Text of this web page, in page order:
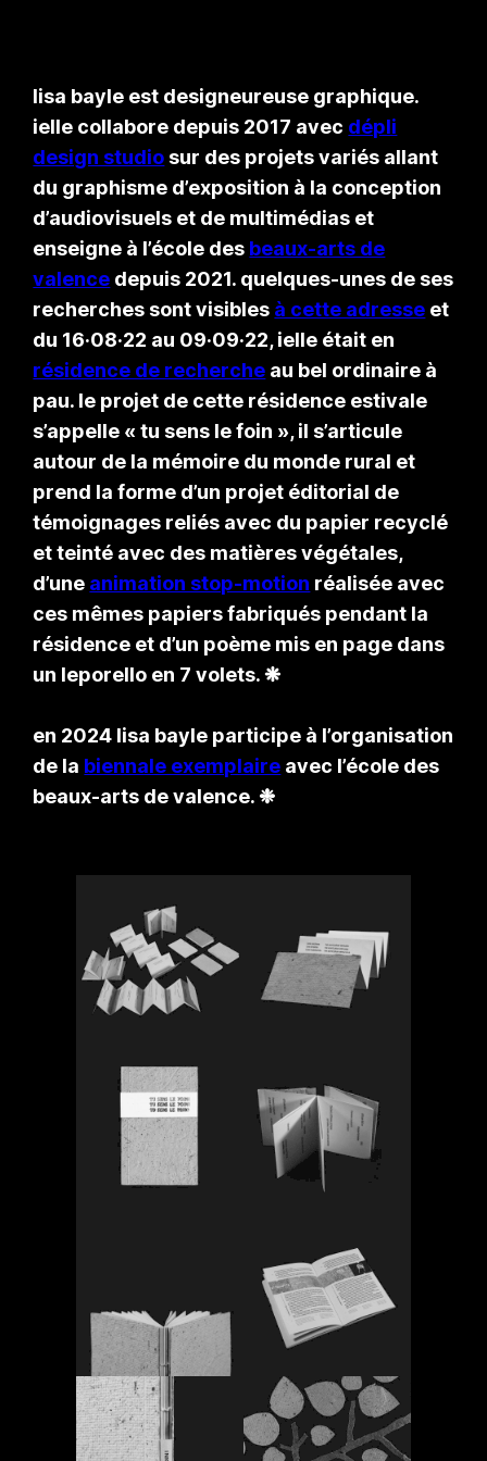
lisa bayle est designeureuse graphique.
ielle collabore depuis 2017 avec dépli
design studio sur des projets variés allant
du graphisme d’exposition à la conception
d’audiovisuels et de multimédias et
enseigne à l’école des beaux-arts de
valence depuis 2021. quelques-unes de ses
recherches sont visibles à cette adresse et
du 16·08·22 au 09·09·22, ielle était en
résidence de recherche au bel ordinaire à
pau. le projet de cette résidence estivale
s’appelle « tu sens le foin », il s’articule
autour de la mémoire du monde rural et
prend la forme d’un projet éditorial de
témoignages reliés avec du papier recyclé
et teinté avec des matières végétales,
d’une animation stop-motion réalisée avec
ces mêmes papiers fabriqués pendant la
résidence et d’un poème mis en page dans
un leporello en 7 volets. ❋
en 2024 lisa bayle participe à l’organisation
de la biennale exemplaire avec l’école des
beaux-arts de valence. ❉